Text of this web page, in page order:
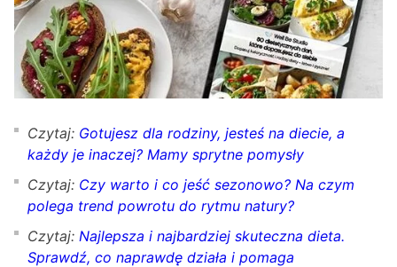
Czytaj: Gotujesz dla rodziny, jesteś na diecie, a
każdy je inaczej? Mamy sprytne pomysły
Czytaj: Czy warto i co jeść sezonowo? Na czym
polega trend powrotu do rytmu natury?
Czytaj: Najlepsza i najbardziej skuteczna dieta.
Sprawdź, co naprawdę działa i pomaga